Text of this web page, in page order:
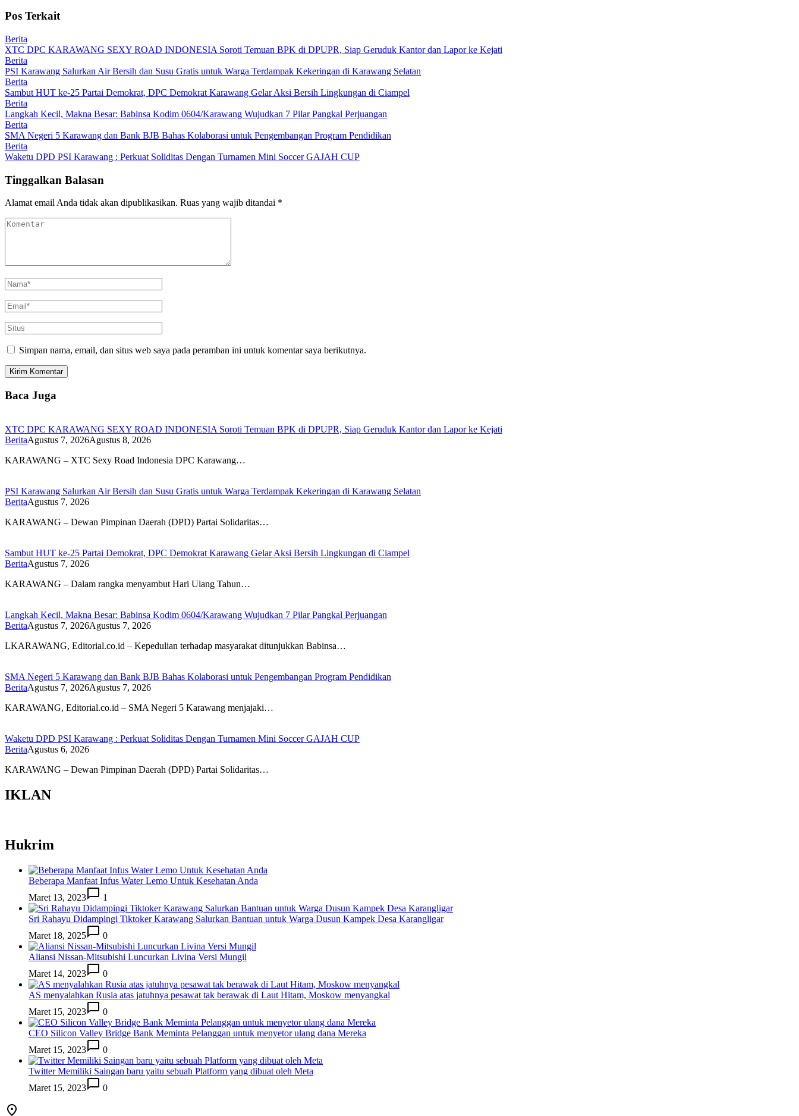
Pos Terkait
Berita
XTC DPC KARAWANG SEXY ROAD INDONESIA Soroti Temuan BPK di DPUPR, Siap Geruduk Kantor dan Lapor ke Kejati
Berita
PSI Karawang Salurkan Air Bersih dan Susu Gratis untuk Warga Terdampak Kekeringan di Karawang Selatan
Berita
Sambut HUT ke-25 Partai Demokrat, DPC Demokrat Karawang Gelar Aksi Bersih Lingkungan di Ciampel
Berita
Langkah Kecil, Makna Besar: Babinsa Kodim 0604/Karawang Wujudkan 7 Pilar Pangkal Perjuangan
Berita
SMA Negeri 5 Karawang dan Bank BJB Bahas Kolaborasi untuk Pengembangan Program Pendidikan
Berita
Waketu DPD PSI Karawang : Perkuat Soliditas Dengan Turnamen Mini Soccer GAJAH CUP
Tinggalkan Balasan
Alamat email Anda tidak akan dipublikasikan. Ruas yang wajib ditandai *
Simpan nama, email, dan situs web saya pada peramban ini untuk komentar saya berikutnya.
Baca Juga
XTC DPC KARAWANG SEXY ROAD INDONESIA Soroti Temuan BPK di DPUPR, Siap Geruduk Kantor dan Lapor ke Kejati
BeritaAgustus 7, 2026Agustus 8, 2026
KARAWANG – XTC Sexy Road Indonesia DPC Karawang…
PSI Karawang Salurkan Air Bersih dan Susu Gratis untuk Warga Terdampak Kekeringan di Karawang Selatan
BeritaAgustus 7, 2026
KARAWANG – Dewan Pimpinan Daerah (DPD) Partai Solidaritas…
Sambut HUT ke-25 Partai Demokrat, DPC Demokrat Karawang Gelar Aksi Bersih Lingkungan di Ciampel
BeritaAgustus 7, 2026
KARAWANG – Dalam rangka menyambut Hari Ulang Tahun…
Langkah Kecil, Makna Besar: Babinsa Kodim 0604/Karawang Wujudkan 7 Pilar Pangkal Perjuangan
BeritaAgustus 7, 2026Agustus 7, 2026
LKARAWANG, Editorial.co.id – Kepedulian terhadap masyarakat ditunjukkan Babinsa…
SMA Negeri 5 Karawang dan Bank BJB Bahas Kolaborasi untuk Pengembangan Program Pendidikan
BeritaAgustus 7, 2026Agustus 7, 2026
KARAWANG, Editorial.co.id – SMA Negeri 5 Karawang menjajaki…
Waketu DPD PSI Karawang : Perkuat Soliditas Dengan Turnamen Mini Soccer GAJAH CUP
BeritaAgustus 6, 2026
KARAWANG – Dewan Pimpinan Daerah (DPD) Partai Solidaritas…
IKLAN
Hukrim
Beberapa Manfaat Infus Water Lemo Untuk Kesehatan Anda
Maret 13, 2023
1
Sri Rahayu Didampingi Tiktoker Karawang Salurkan Bantuan untuk Warga Dusun Kampek Desa Karangligar
Maret 18, 2025
0
Aliansi Nissan-Mitsubishi Luncurkan Livina Versi Mungil
Maret 14, 2023
0
AS menyalahkan Rusia atas jatuhnya pesawat tak berawak di Laut Hitam, Moskow menyangkal
Maret 15, 2023
0
CEO Silicon Valley Bridge Bank Meminta Pelanggan untuk menyetor ulang dana Mereka
Maret 15, 2023
0
Twitter Memiliki Saingan baru yaitu sebuah Platform yang dibuat oleh Meta
Maret 15, 2023
0